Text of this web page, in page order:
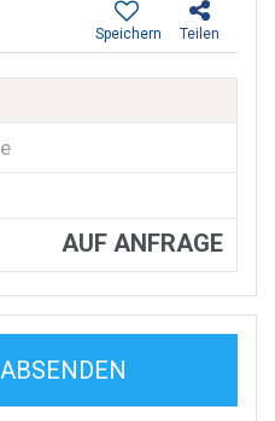
Teilen
Speichern
AUF ANFRAGE